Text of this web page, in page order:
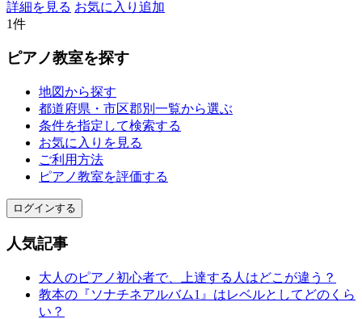
詳細を見る お気に入り追加
1件
ピアノ教室を探す
地図から探す
都道府県・市区郡別一覧から選ぶ
条件を指定して検索する
お気に入りを見る
ご利用方法
ピアノ教室を評価する
ログインする
人気記事
大人のピアノ初心者で、上達する人はどこが違う？
教本の『ソナチネアルバム1』はレベルとしてどのくら
い？